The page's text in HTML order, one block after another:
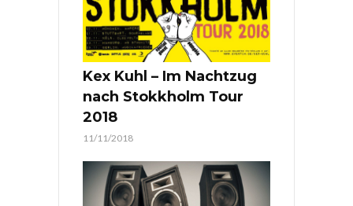
Kex Kuhl – Im Nachtzug
nach Stokkholm Tour
2018
11/11/2018